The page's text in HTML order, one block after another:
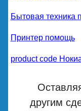
Бытовая техника
Принтер помощь
product code
другим